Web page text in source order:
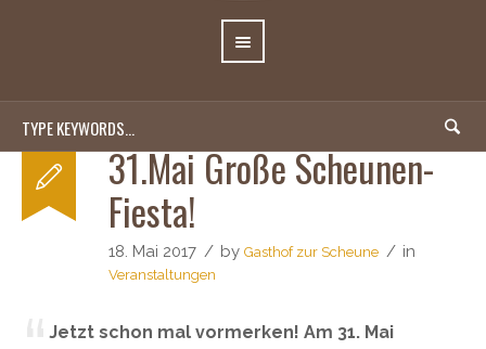
31.Mai Große Scheunen-
Fiesta!
18. Mai 2017 by Gasthof zur Scheune in
Veranstaltungen
Jetzt schon mal vormerken! Am 31. Mai